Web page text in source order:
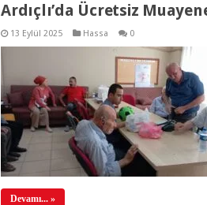
Ardıçlı’da Ücretsiz
13 Eylül 2025 Hassa 0
Devamı... »